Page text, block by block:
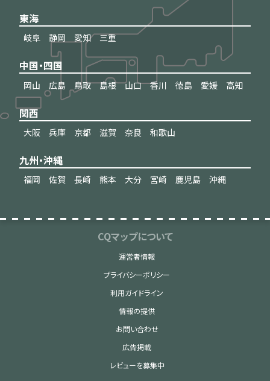
東海
岐阜 静岡 愛知 三重
中国・四国
岡山 広島 鳥取 島根 山口 香川 徳島 愛媛 高知
関西
大阪 兵庫 京都 滋賀 奈良 和歌山
九州・沖縄
福岡 佐賀 長崎 熊本 大分 宮崎 鹿児島 沖縄
CQマップについて
運営者情報
プライバシーポリシー
利用ガイドライン
情報の提供
お問い合わせ
広告掲載
レビューを募集中